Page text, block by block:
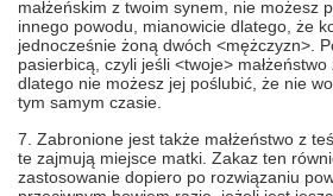
małżeńskim z twoim synem, nie możesz
innego powodu, mianowicie dlatego, że
jednocześnie żoną dwóch <mężczyzn>.
pasierbicą, czyli jeśli <twoje>
dlatego nie możesz jej poślubić, że nie
tym samym czasie.
7. Zabronione jest także małżeństwo z
te zajmują miejsce matki. Zakaz ten
zastosowanie dopiero po rozwiązaniu